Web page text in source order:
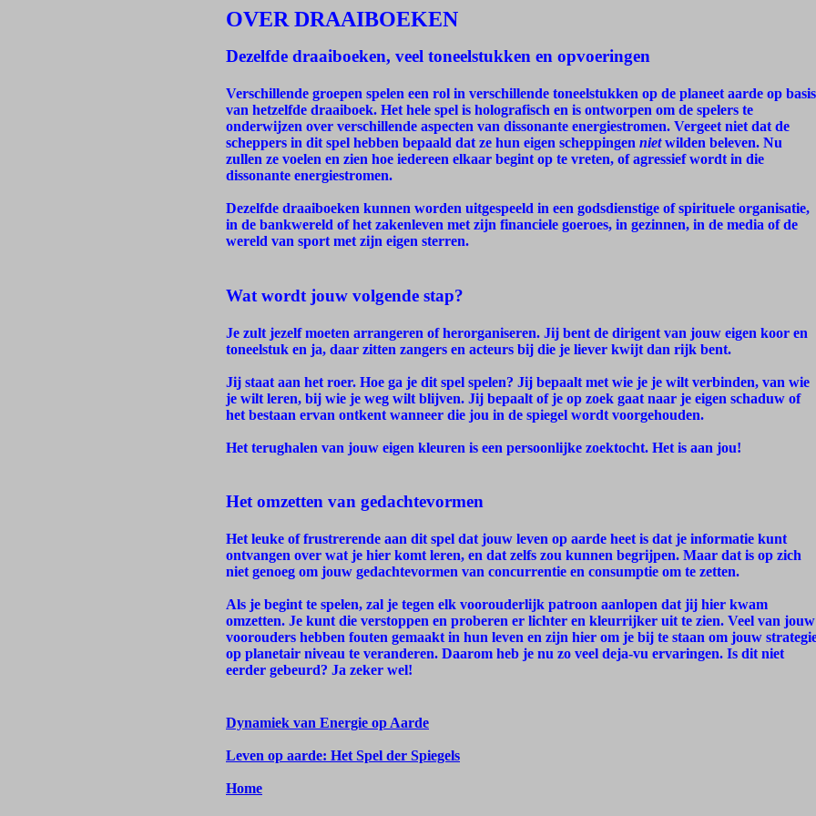
OVER DRAAIBOEKEN
Dezelfde draaiboeken, veel toneelstukken en opvoeringen
Verschillende groepen spelen een rol in verschillende toneelstukken op de planeet aarde op basis
van hetzelfde draaiboek. Het hele spel is holografisch en is ontworpen om de spelers te
onderwijzen over verschillende aspecten van dissonante energiestromen. Vergeet niet dat de
scheppers in dit spel hebben bepaald dat ze hun eigen scheppingen nietwilden beleven. Nu
zullen ze voelen en zien hoe iedereen elkaar begint op te vreten, of agressief wordt in die
dissonante energiestromen.
Dezelfde draaiboeken kunnen worden uitgespeeld in een godsdienstige of spirituele organisatie,
in de bankwereld of het zakenleven met zijn financiele goeroes, in gezinnen, in de media of de
wereld van sport met zijn eigen sterren.
Wat wordt jouw volgende stap?
Je zult jezelf moeten arrangeren of herorganiseren. Jij bent de dirigent van jouw eigen koor en
toneelstuk en ja, daar zitten zangers en acteurs bij die je liever kwijt dan rijk bent.
Jij staat aan het roer. Hoe ga je dit spel spelen? Jij bepaalt met wie je je wilt verbinden, van wie
je wilt leren, bij wie je weg wilt blijven. Jij bepaalt of je op zoek gaat naar je eigen schaduw of
het bestaan ervan ontkent wanneer die jou in de spiegel wordt voorgehouden.
Het terughalen van jouw eigen kleuren is een persoonlijke zoektocht. Het is aan jou!
Het omzetten van gedachtevormen
Het leuke of frustrerende aan dit spel dat jouw leven op aarde heet is dat je informatie kunt
ontvangen over wat je hier komt leren, en dat zelfs zou kunnen begrijpen. Maar dat is op zich
niet genoeg om jouw gedachtevormen van concurrentie en consumptie om te zetten.
Als je begint te spelen, zal je tegen elk voorouderlijk patroon aanlopen dat jij hier kwam
omzetten. Je kunt die verstoppen en proberen er lichter en kleurrijker uit te zien. Veel van jouw
voorouders hebben fouten gemaakt in hun leven en zijn hier om je bij te staan om jouw
op planetair niveau te veranderen. Daarom heb je nu zo veel deja-vu ervaringen. Is dit niet
eerder gebeurd? Ja zeker wel!
Dynamiek van Energie op Aarde
Leven op aarde: Het Spel der Spiegels
Home